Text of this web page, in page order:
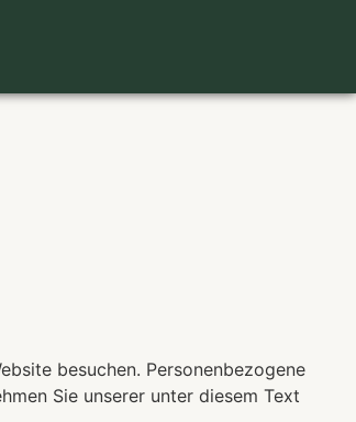
besuchen. Personenbezogene
Sie unserer unter diesem Text